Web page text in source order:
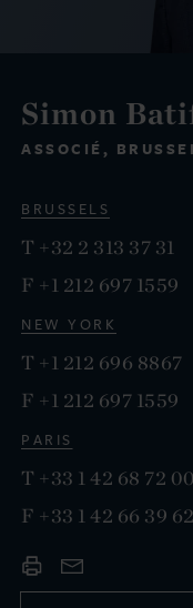
Simon
ASSOCIÉ,
BRUSSELS
T +32 2 313 37 31
F +1 212 697 1559
NEW YORK
T +1 212 696 8867
F +1 212 697 1559
PARIS
T +33 1 42 68 72 00
F +33 1 42 66 39 62